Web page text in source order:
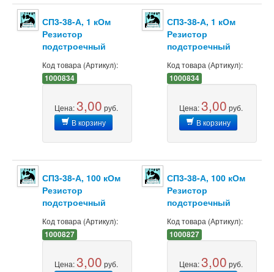
СП3-38-А, 1 кОм
Резистор
подстроечный
Код товара (Артикул):
1000834
Цена:3,00 руб.
В корзину
СП3-38-А, 1 кОм
Резистор
подстроечный
Код товара (Артикул):
1000834
Цена:3,00 руб.
В корзину
СП3-38-А, 100 кОм
Резистор
подстроечный
Код товара (Артикул):
1000827
Цена:3,00 руб.
СП3-38-А, 100 кОм
Резистор
подстроечный
Код товара (Артикул):
1000827
Цена:3,00 руб.